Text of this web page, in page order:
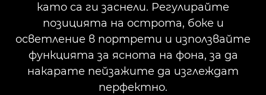
като са ги заснели. Регулирайте
позицията на острота, боке и
осветление в портрети и използвайте
функцията за яснота на фона, за да
накарате пейзажите да изглеждат
перфектно.